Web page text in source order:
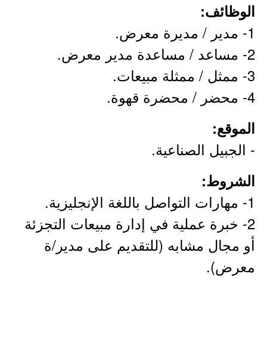
الوظائف:
1- مدير / مديرة معرض.
2- مساعد / مساعدة مدير معرض.
3- ممثل / ممثلة مبيعات.
4- محضر / محضرة قهوة.
الموقع:
- الجبيل الصناعية.
الشروط:
1- مهارات التواصل باللغة الإنجليزية.
2- خبرة عملية في إدارة مبيعات التجزئة
أو مجال مشابه (للتقديم على مدير/ة
معرض).